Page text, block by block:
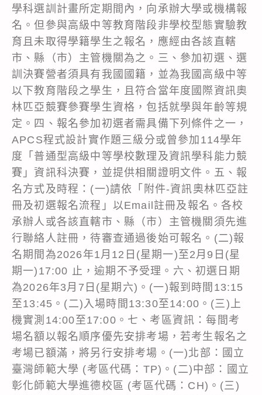
學科選訓計畫所定期間內，向承辦大學或機構報
名。但參與高級中等教育階段非學校型態實驗教
育且未取得學籍學生之報名，應經由各該直轄
市、縣（市）主管機關為之。三、參加初選、選
訓決賽營者須具有我國國籍，並為我國高級中等
以下教育階段之學生，且符合當年度國際資訊奧
林匹亞競賽參賽學生資格，包括就學與年齡等規
定。四、報名參加初選者需具備下列條件之一，
APCS程式設計實作題三級分或曾參加114學年
度「普通型高級中等學校數理及資訊學科能力競
賽」資訊科決賽，並提供相關證明文件。五、報
名方式及時程：(一)請依「附件-資訊奧林匹亞註
冊及初選報名流程」以Email註冊及報名。各校
承辦人或各該直轄市、縣（市）主管機關須先進
行聯絡人註冊，待審查通過後始可報名。(二)報
名期間為2026年1月12日(星期一)至2月9日(星
期一)17:00 止，逾期不予受理。六、初選日期
為2026年3月7日(星期六)。(一)報到時間13:15
至13:45。(二)入場時間13:30至14:00。(三)上
機實測14:00至17:00。七、考區資訊：每間考
場名額以報名順序優先安排考場，若考生報名之
考場已額滿，將另行安排考場。(一)北部：國立
臺灣師範大學 (考區代碼：TP)。(二)中部：國立
彰化師範大學進德校區 (考區代碼：CH)。(三)